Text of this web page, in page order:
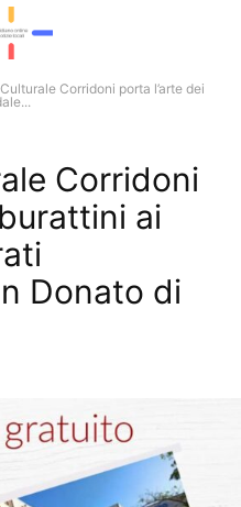
Corridoni porta l’arte dei
Corridoni
ai
Donato di